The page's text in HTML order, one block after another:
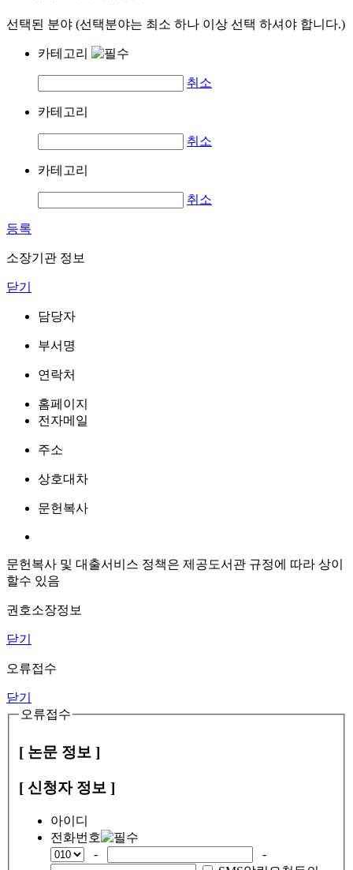
선택된 분야 (선택분야는 최소 하나 이상 선택 하셔야 합니다.)
카테고리
취소
카테고리
취소
카테고리
취소
등록
소장기관 정보
닫기
담당자
부서명
연락처
홈페이지
전자메일
주소
상호대차
문헌복사
문헌복사 및 대출서비스 정책은 제공도서관 규정에 따라 상이
할수 있음
권호소장정보
닫기
오류접수
닫기
오류접수
[ 논문 정보 ]
[ 신청자 정보 ]
아이디
전화번호
-
-